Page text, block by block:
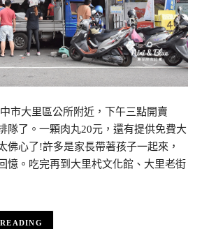
市大里區公所附近，下午三點開賣
隊了。一顆肉丸20元，還有提供免費大
佛心了!許多是家長帶著孩子一起來，
憶。吃完再到大里杙文化館、大里老街